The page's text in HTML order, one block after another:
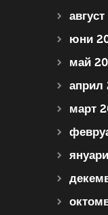
юни
май
април
март